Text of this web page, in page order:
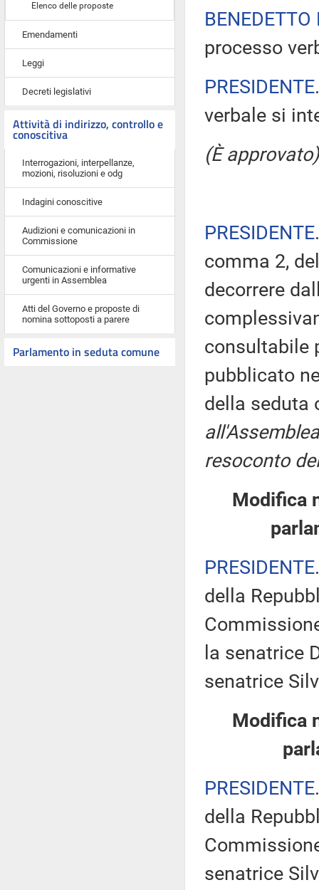
Elenco delle proposte
Emendamenti
Leggi
Decreti legislativi
Attività di indirizzo, controllo e
conoscitiva
Interrogazioni, interpellanze,
mozioni, risoluzioni e odg
Indagini conoscitive
Audizioni e comunicazioni in
Commissione
Comunicazioni e informative
urgenti in Assemblea
Atti del Governo e proposte di
nomina sottoposti a parere
Parlamento in seduta comune
processo
PRESIDENTE
verbale si
(È approvato)
PRESIDENTE
comma 2,
decorrere
consultabile
pubblicato
della seduta
resoconto
Modifica
PRESIDENTE
della
la senatrice
senatrice
Modifica
PRESIDENTE
della
senatrice